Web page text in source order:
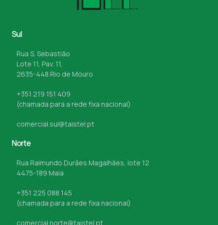
Sul
Rua S. Sebastião
Lote 11, Pav. 11,
2635-448 Rio de Mouro
+351 219 151 409
(chamada para a rede fixa nacional)
comercial.sul@taistel.pt
Norte
Rua Raimundo Durães Magalhães, lote 12
4475-189 Maia
+351 225 088 145
(chamada para a rede fixa nacional)
comercial.norte@taistel.pt